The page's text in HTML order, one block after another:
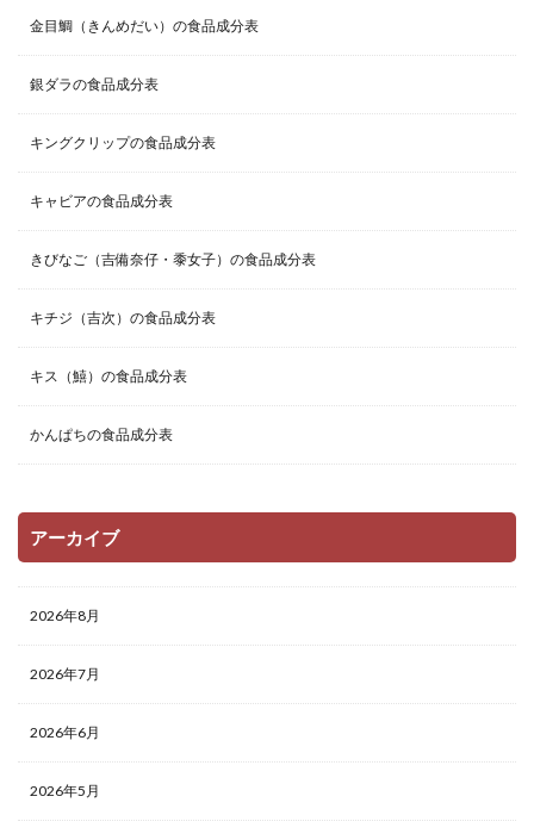
金目鯛（きんめだい）の食品成分表
銀ダラの食品成分表
キングクリップの食品成分表
キャビアの食品成分表
きびなご（吉備奈仔・黍女子）の食品成分表
キチジ（吉次）の食品成分表
キス（鱚）の食品成分表
かんぱちの食品成分表
アーカイブ
2026年8月
2026年7月
2026年6月
2026年5月